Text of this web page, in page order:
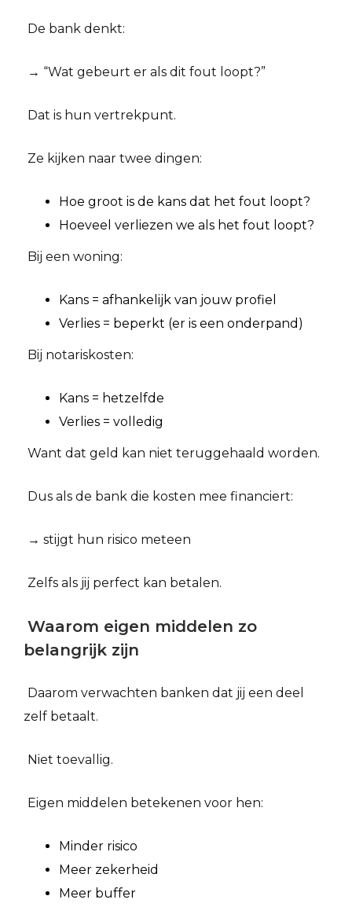
De bank denkt:
→ “Wat gebeurt er als dit fout loopt?”
Dat is hun vertrekpunt.
Ze kijken naar twee dingen:
Hoe groot is de kans dat het fout loopt?
Hoeveel verliezen we als het fout loopt?
Bij een woning:
Kans = afhankelijk van jouw profiel
Verlies = beperkt (er is een onderpand)
Bij notariskosten:
Kans = hetzelfde
Verlies = volledig
Want dat geld kan niet teruggehaald worden.
Dus als de bank die kosten mee financiert:
→ stijgt hun risico meteen
Zelfs als jij perfect kan betalen.
Waarom eigen middelen zo
belangrijk zijn
Daarom verwachten banken dat jij een deel
zelf betaalt.
Niet toevallig.
Eigen middelen betekenen voor hen:
Minder risico
Meer zekerheid
Meer buffer